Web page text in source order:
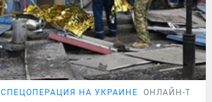
СПЕЦОПЕРАЦИЯ НА УКРАИНЕ ОНЛАЙН-